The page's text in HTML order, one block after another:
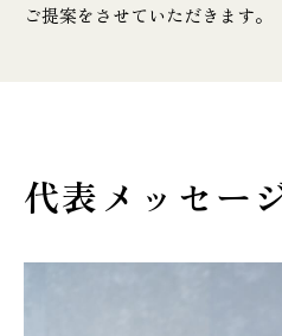
COMPANY
ご提案をさせていただきます。
代表メッセー